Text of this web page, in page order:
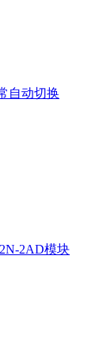
自动切换
2AD模块